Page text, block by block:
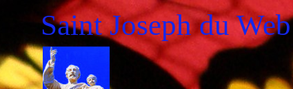
Saint Joseph du Web